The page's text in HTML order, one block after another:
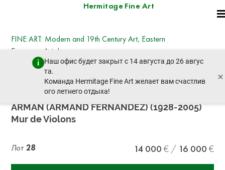
Hermitage Fine Art
Наш офис будет закрыт с 14 августа до 26 авгус
та.
Команда Hermitage Fine Art желает вам счастлив
ого летнего отдыха!
×
FINE ART: Modern and 19th Century Art, Eastern
European Art, Icons
четверг, 19 декабря 2024 г. - 14:30
пред. лот след. лот
ARMAN (ARMAND FERNANDEZ) (1928-2005)
Mur de Violons
Лот 28 14 000 16 000